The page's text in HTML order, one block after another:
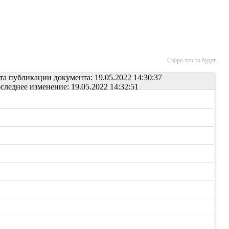
Скоро что то будет...
публикации документа: 19.05.2022 14:30:37
изменение: 19.05.2022 14:32:51